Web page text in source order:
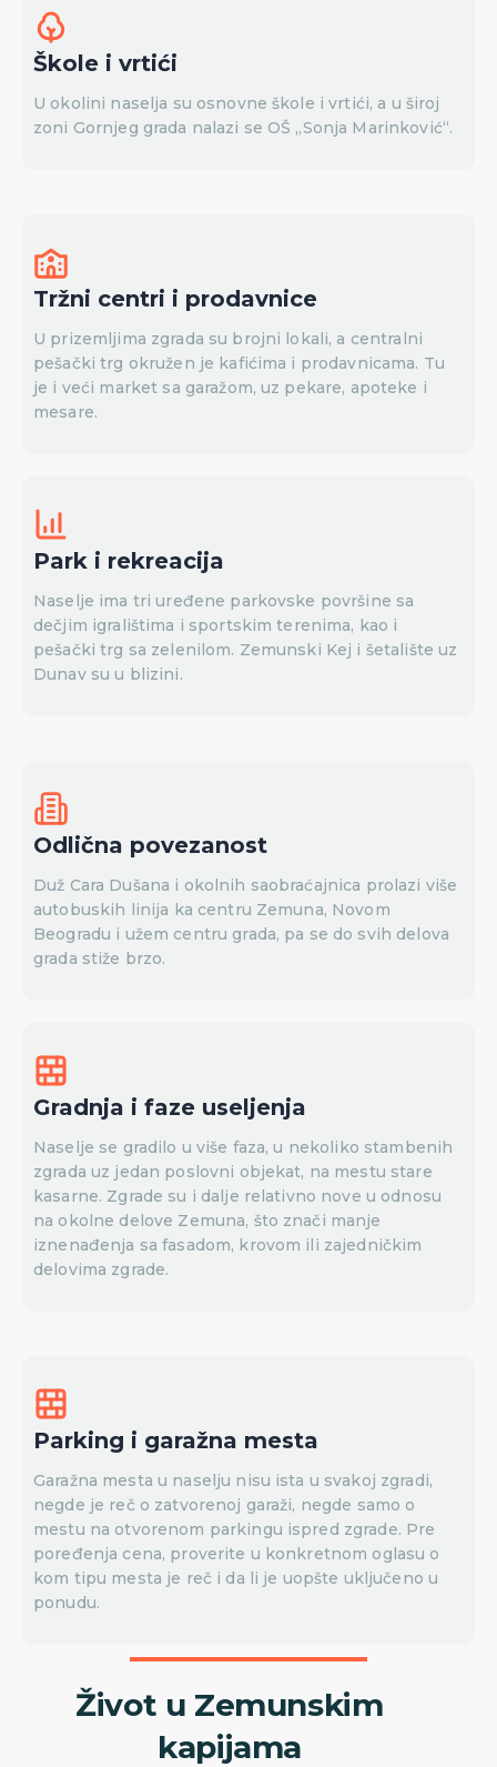
Škole i vrtići
U okolini naselja su osnovne škole i vrtići, a u široj
zoni Gornjeg grada nalazi se OŠ „Sonja Marinković“.
Tržni centri i prodavnice
U prizemljima zgrada su brojni lokali, a centralni
pešački trg okružen je kafićima i prodavnicama. Tu
je i veći market sa garažom, uz pekare, apoteke i
mesare.
Park i rekreacija
Naselje ima tri uređene parkovske površine sa
dečjim igralištima i sportskim terenima, kao i
pešački trg sa zelenilom. Zemunski Kej i šetalište uz
Dunav su u blizini.
Odlična povezanost
Duž Cara Dušana i okolnih saobraćajnica prolazi više
autobuskih linija ka centru Zemuna, Novom
Beogradu i užem centru grada, pa se do svih delova
grada stiže brzo.
Gradnja i faze useljenja
Naselje se gradilo u više faza, u nekoliko stambenih
zgrada uz jedan poslovni objekat, na mestu stare
kasarne. Zgrade su i dalje relativno nove u odnosu
na okolne delove Zemuna, što znači manje
iznenađenja sa fasadom, krovom ili zajedničkim
delovima zgrade.
Parking i garažna mesta
Garažna mesta u naselju nisu ista u svakoj zgradi,
negde je reč o zatvorenoj garaži, negde samo o
mestu na otvorenom parkingu ispred zgrade. Pre
poređenja cena, proverite u konkretnom oglasu o
kom tipu mesta je reč i da li je uopšte uključeno u
ponudu.
Život u Zemunskim
kapijama